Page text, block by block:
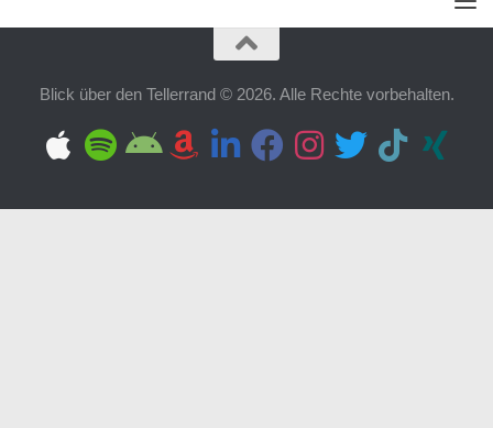
Blick über den Tellerrand © 2026. Alle Rechte vorbehalten.